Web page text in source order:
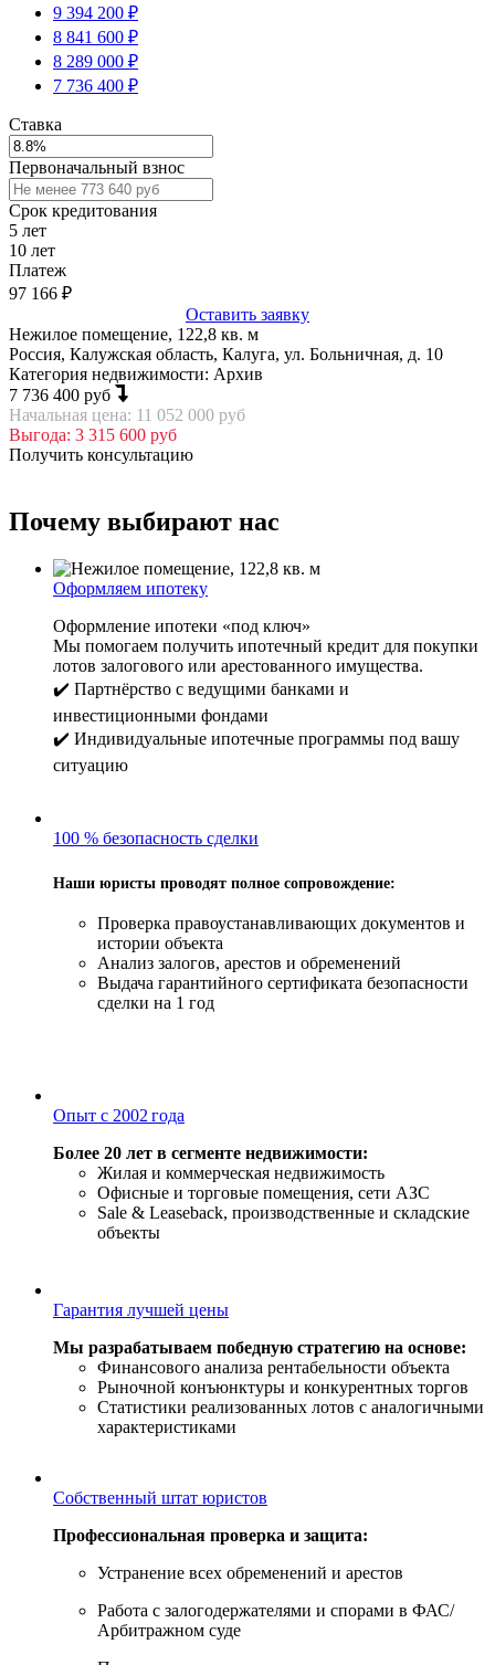
9 394 200 ₽
8 841 600 ₽
8 289 000 ₽
7 736 400 ₽
Ставка
Первоначальный взнос
Срок кредитования
5 лет
10 лет
Платеж
97 166 ₽
Оставить заявку
Нежилое помещение, 122,8 кв. м
Россия, Калужская область, Калуга, ул. Больничная, д. 10
Категория недвижимости: Архив
7 736 400 руб
Начальная цена: 11 052 000 руб
Выгода: 3 315 600 руб
Получить консультацию
Почему выбирают нас
Оформляем ипотеку
Оформление ипотеки «под ключ»
Мы помогаем получить ипотечный кредит для покупки
лотов залогового или арестованного имущества.
✔️ Партнёрство с ведущими банками и
инвестиционными фондами
✔️ Индивидуальные ипотечные программы под вашу
ситуацию
100 % безопасность сделки
Наши юристы проводят полное сопровождение:
Проверка правоустанавливающих документов и
истории объекта
Анализ залогов, арестов и обременений
Выдача гарантийного сертификата безопасности
сделки на 1 год
Опыт с 2002 года
Более 20 лет в сегменте недвижимости:
Жилая и коммерческая недвижимость
Офисные и торговые помещения, сети АЗС
Sale & Leaseback, производственные и складские
объекты
Гарантия лучшей цены
Мы разрабатываем победную стратегию на основе:
Финансового анализа рентабельности объекта
Рыночной конъюнктуры и конкурентных торгов
Статистики реализованных лотов с аналогичными
характеристиками
Собственный штат юристов
Профессиональная проверка и защита:
Устранение всех обременений и арестов
Работа с залогодержателями и спорами в ФАС/
Арбитражном суде